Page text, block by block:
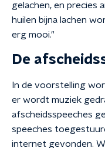
gelachen, en precies
huilen bijna lachen
erg mooi."
De
In de voorstelling
er wordt muziek
afscheidsspeeches
speeches
internet gevonden.